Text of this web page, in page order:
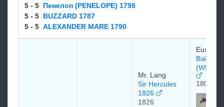
5 - 5 Пенелоп (PENELOPE) 1798
5 - 5 BUZZARD 1787
5 - 5 ALEXANDER MARE 1790
Mr. Lang
Sir Hercules
1826
1826
Euston
1807